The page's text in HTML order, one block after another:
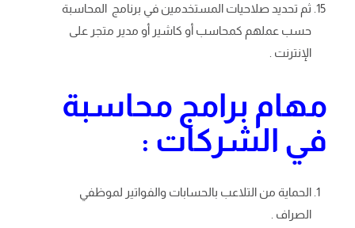
ثم تحديد صلاحيات المستخدمين في برنامج المحاسبة
حسب عملهم كمحاسب أو كاشير أو مدير متجر على
الإنترنت .
مهام برامج محاسبة
في الشركات :
الحماية من التلاعب بالحسابات والفواتير لموظفي
الصراف .